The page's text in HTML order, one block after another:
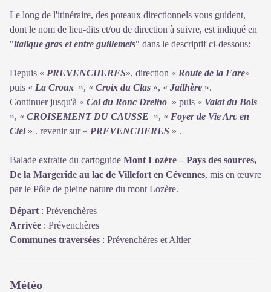
Le long de l'itinéraire, des poteaux directionnels vous guident,
dont le nom de lieu-dits et/ou de direction à suivre, est indiqué en
"italique gras et entre guillemets" dans le descriptif ci-dessous:
Depuis « PREVENCHERES», direction « Route de la Fare»
puis « La Croux », « Croix du Clas », « Jailhère ».
Continuer jusqu'à « Col du Ronc Drelho » puis « Valat du Bois
», « CROISEMENT DU CAUSSE », « Foyer de Vie Arc en
Ciel» . revenir sur « PREVENCHERES » .
Balade extraite du cartoguide Mont Lozère – Pays des sources,
De la Margeride au lac de Villefort en Cévennes, mis en œuvre
par le Pôle de pleine nature du mont Lozère.
Départ : Prévenchères
Arrivée : Prévenchères
Communes traversées : Prévenchères et Altier
Météo